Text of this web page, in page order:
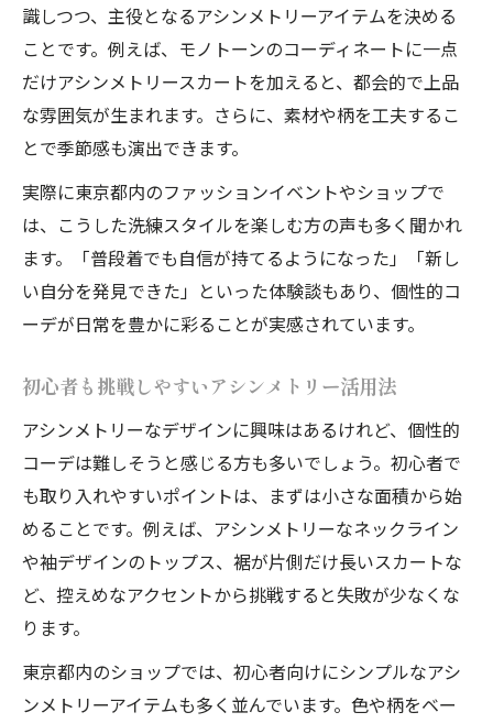
識しつつ、主役となるアシンメトリーアイテムを決める
ことです。例えば、モノトーンのコーディネートに一点
だけアシンメトリースカートを加えると、都会的で上品
な雰囲気が生まれます。さらに、素材や柄を工夫するこ
とで季節感も演出できます。
実際に東京都内のファッションイベントやショップで
は、こうした洗練スタイルを楽しむ方の声も多く聞かれ
ます。「普段着でも自信が持てるようになった」「新し
い自分を発見できた」といった体験談もあり、個性的コ
ーデが日常を豊かに彩ることが実感されています。
初心者も挑戦しやすいアシンメトリー活用法
アシンメトリーなデザインに興味はあるけれど、個性的
コーデは難しそうと感じる方も多いでしょう。初心者で
も取り入れやすいポイントは、まずは小さな面積から始
めることです。例えば、アシンメトリーなネックライン
や袖デザインのトップス、裾が片側だけ長いスカートな
ど、控えめなアクセントから挑戦すると失敗が少なくな
ります。
東京都内のショップでは、初心者向けにシンプルなアシ
ンメトリーアイテムも多く並んでいます。色や柄をベー